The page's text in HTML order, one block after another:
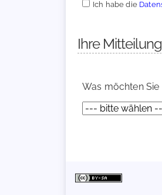
Ich habe die
Ihre Mitteilung
Was möchten Sie